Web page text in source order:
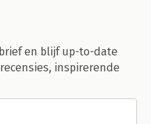
en blijf up-to-date
inspirerende